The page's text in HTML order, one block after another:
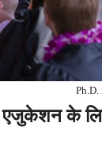
एजुकेशन के